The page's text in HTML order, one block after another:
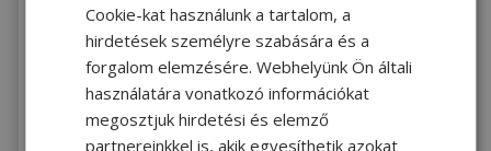
Intel® i5-12500, 16GB DDR5 RAM, 512GB (M.2) SSD, UHD 770, Windows
297 990 Ft
Vásárolj kuponnal
Cookie-kat használunk a tartalom, a
hirdetések személyre szabására és a
forgalom elemzésére. Webhelyünk Ön általi
használatára vonatkozó információkat
megosztjuk hirdetési és elemző
partnereinkkel is, akik egyesíthetik azokat